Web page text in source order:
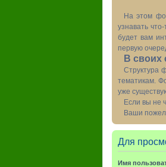
На этом
узнавать
будет вам
первую
В своих
Структура
тематикам.
уже
Если вы не
Ваши
Для
Имя